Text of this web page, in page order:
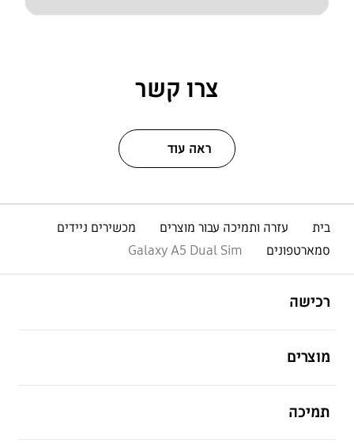
צרו קשר
ראה עוד
בית עזרה ותמיכה עבור מוצרים
מכשירים ניידים
סמארטפונים
Galaxy A5 Dual Sim
רכישה
מוצרים
תמיכה